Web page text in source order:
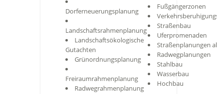
Dorferneuerungsplanung
Landschaftsrahmenplanung
Landschaftsökologische
Gutachten
Grünordnungsplanung
Freiraumrahmenplanung
Radwegrahmenplanung
Fußgängerzonen
Straßenbau
Uferpromenaden
Straßenplanungen
Radwegplanungen
Stahlbau
Wasserbau
Hochbau